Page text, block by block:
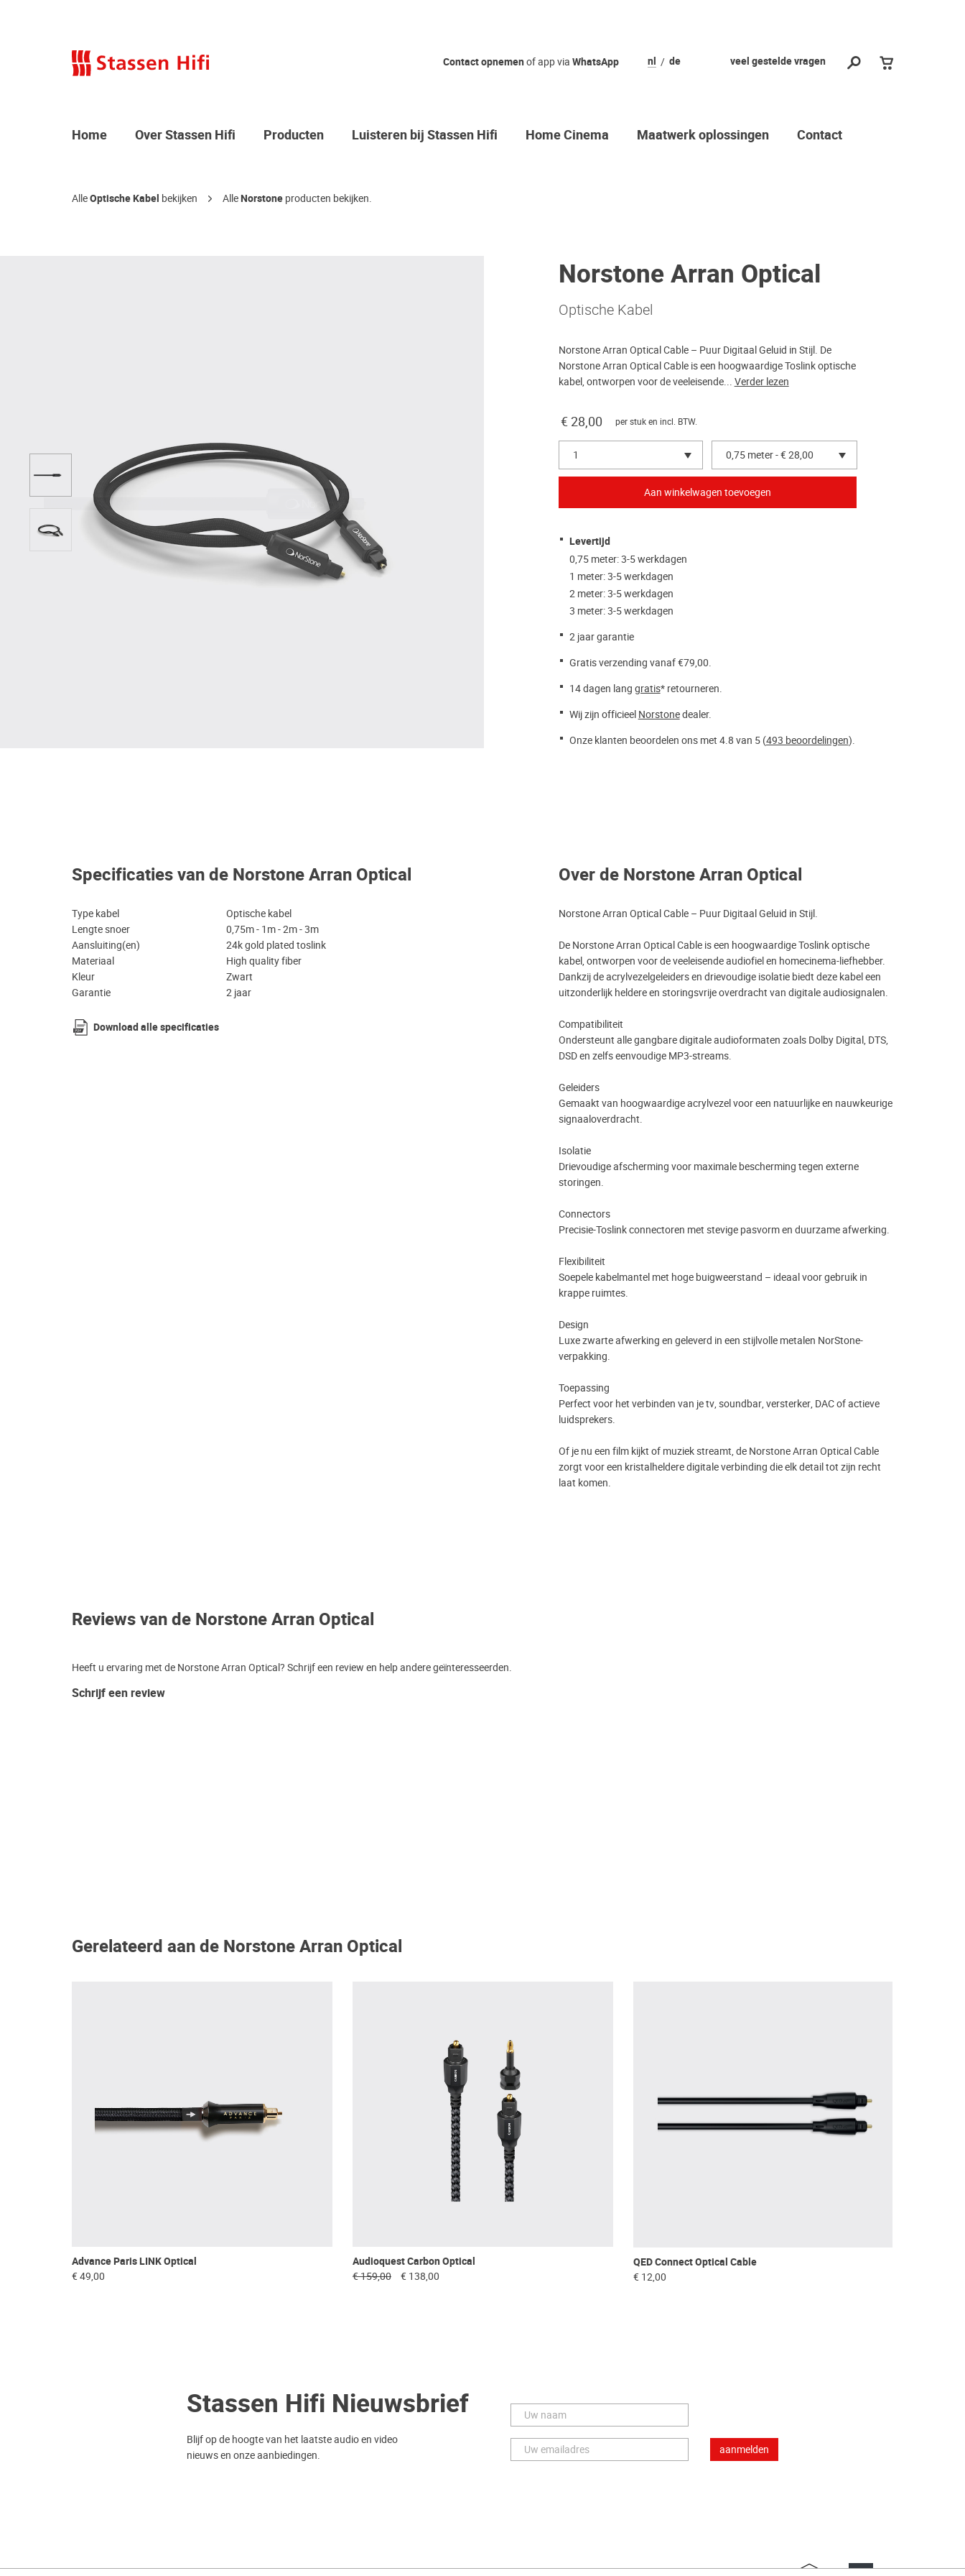
veel gestelde vragen
nl de
Contact opnemenof app via WhatsApp
Home Over Stassen Hifi Producten Luisteren bij Stassen Hifi Home Cinema Maatwerk oplossingen Contact
AlleOptische Kabel bekijken AlleNorstone producten bekijken.
Norstone Arran Optical
Optische Kabel
Norstone Arran Optical Cable – Puur Digitaal Geluid in Stijl. De
Norstone Arran Optical Cable is een hoogwaardige Toslink optische
kabel, ontworpen voor de veeleisende... Verder lezen
€ 28,00 per stuk en incl. BTW.
1 0,75 meter - € 28,00
Levertijd
0,75 meter: 3-5 werkdagen
1 meter: 3-5 werkdagen
2 meter: 3-5 werkdagen
3 meter: 3-5 werkdagen
2 jaar garantie
Gratis verzending vanaf €79,00.
14 dagen lang gratis* retourneren.
Wij zijn officieel Norstonedealer.
Onze klanten beoordelen ons met 4.8 van 5 (493 beoordelingen).
Specificaties van de Norstone Arran Optical
Type kabel
Optische kabel
Lengte snoer
0,75m - 1m - 2m - 3m
Aansluiting(en)
24k gold plated toslink
Materiaal
High quality fiber
Kleur
Zwart
Garantie
2 jaar
Download alle specificaties
Over de Norstone Arran Optical
Norstone Arran Optical Cable – Puur Digitaal Geluid in Stijl.
De Norstone Arran Optical Cable is een hoogwaardige Toslink optische
kabel, ontworpen voor de veeleisende audiofiel en homecinema-liefhebber.
Dankzij de acrylvezelgeleiders en drievoudige isolatie biedt deze kabel een
uitzonderlijk heldere en storingsvrije overdracht van digitale audiosignalen.
Compatibiliteit
Ondersteunt alle gangbare digitale audioformaten zoals Dolby Digital, DTS,
DSD en zelfs eenvoudige MP3-streams.
Geleiders
Gemaakt van hoogwaardige acrylvezel voor een natuurlijke en nauwkeurige
signaaloverdracht.
Isolatie
Drievoudige afscherming voor maximale bescherming tegen externe
storingen.
Connectors
Precisie-Toslink connectoren met stevige pasvorm en duurzame afwerking.
Flexibiliteit
Soepele kabelmantel met hoge buigweerstand – ideaal voor gebruik in
krappe ruimtes.
Design
Luxe zwarte afwerking en geleverd in een stijlvolle metalen NorStone-
verpakking.
Toepassing
Perfect voor het verbinden van je tv, soundbar, versterker, DAC of actieve
luidsprekers.
Of je nu een film kijkt of muziek streamt, de Norstone Arran Optical Cable
zorgt voor een kristalheldere digitale verbinding die elk detail tot zijn recht
laat komen.
Reviews van de Norstone Arran Optical
Heeft u ervaring met de Norstone Arran Optical? Schrijf een review en help andere geïnteresseerden.
Schrijf een review
Gerelateerd aan de Norstone Arran Optical
Advance Paris LINK Optical
€ 49,00
Audioquest Carbon Optical
€ 159,00 € 138,00
QED Connect Optical Cable
€ 12,00
Stassen Hifi Nieuwsbrief
Blijf op de hoogte van het laatste audio en video
nieuws en onze aanbiedingen.